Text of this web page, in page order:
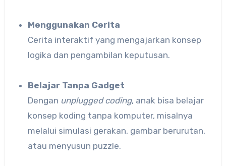
Menggunakan Cerita
Cerita interaktif yang mengajarkan konsep
logika dan pengambilan keputusan.
Belajar Tanpa Gadget
Dengan unplugged coding, anak bisa belajar
konsep koding tanpa komputer, misalnya
melalui simulasi gerakan, gambar berurutan,
atau menyusun puzzle.